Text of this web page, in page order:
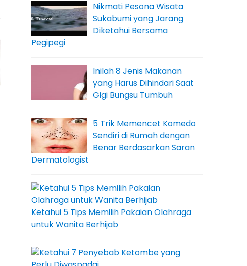
Nikmati Pesona Wisata
Sukabumi yang Jarang
Diketahui Bersama
Pegipegi
Inilah 8 Jenis Makanan
yang Harus Dihindari Saat
Gigi Bungsu Tumbuh
5 Trik Memencet Komedo
Sendiri di Rumah dengan
Benar Berdasarkan Saran
Dermatologist
Ketahui 5 Tips Memilih Pakaian Olahraga
untuk Wanita Berhijab